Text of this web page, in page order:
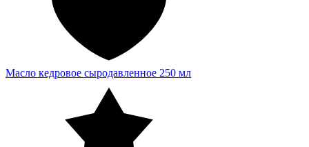
Масло кедровое сыродавленное 250 мл